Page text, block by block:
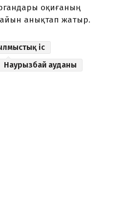
оқиғаның
анықтап жатыр.
іс
Наурызбай ауданы